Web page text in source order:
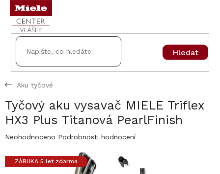
Přejít
obsah
Hledat
Aku tyčové
Tyčový aku vysavač MIELE Triflex
HX3 Plus Titanová PearlFinish
Průměrné
produktu
Neohodnoceno Podrobnosti hodnocení
ZÁRUKA 5 let zdarma